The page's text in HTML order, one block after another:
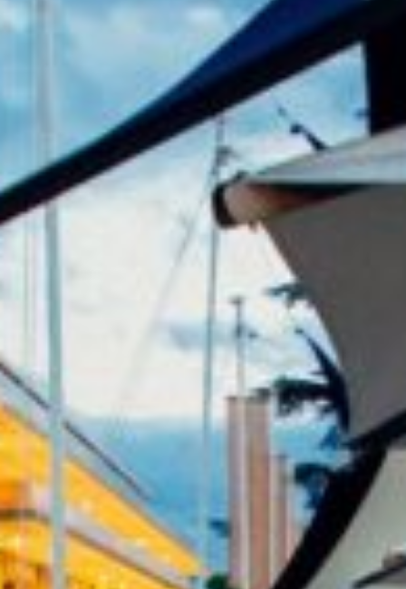
JEUXDI BY PARISLONGCHAMP
LA GARDEN PARTY - CYGAMES GRAND PRIX DE PARIS -
LA GARDEN PARTY - CYGAMES GRAND PRIX DE PARIS -
TOUS NOS ÉVÉNEMENTS
PARKING
PARKING
NOS EXPÉRIENCES
EN FAMILLE
EN FAMILLE